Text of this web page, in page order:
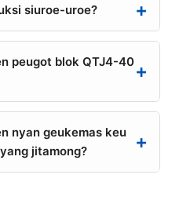
siuroe-uroe?
peugot blok QTJ4-40
nyan geukemas keu
jitamong?